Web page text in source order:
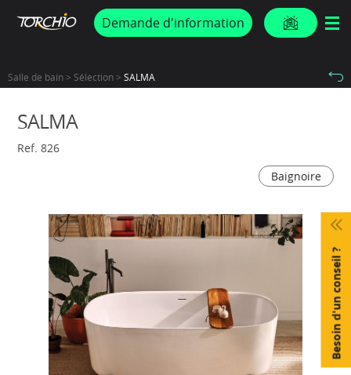
PROMOS & ACTUSDemande d'information
Salle de bain > Sélection > SALMA
Besoin d'un conseil ?
SALMA
Ref. 826
Baignoire